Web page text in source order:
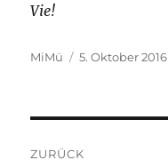
Vie!
Autor
MiMü
Veröffentlicht
5. Oktober 2016
ZURÜCK